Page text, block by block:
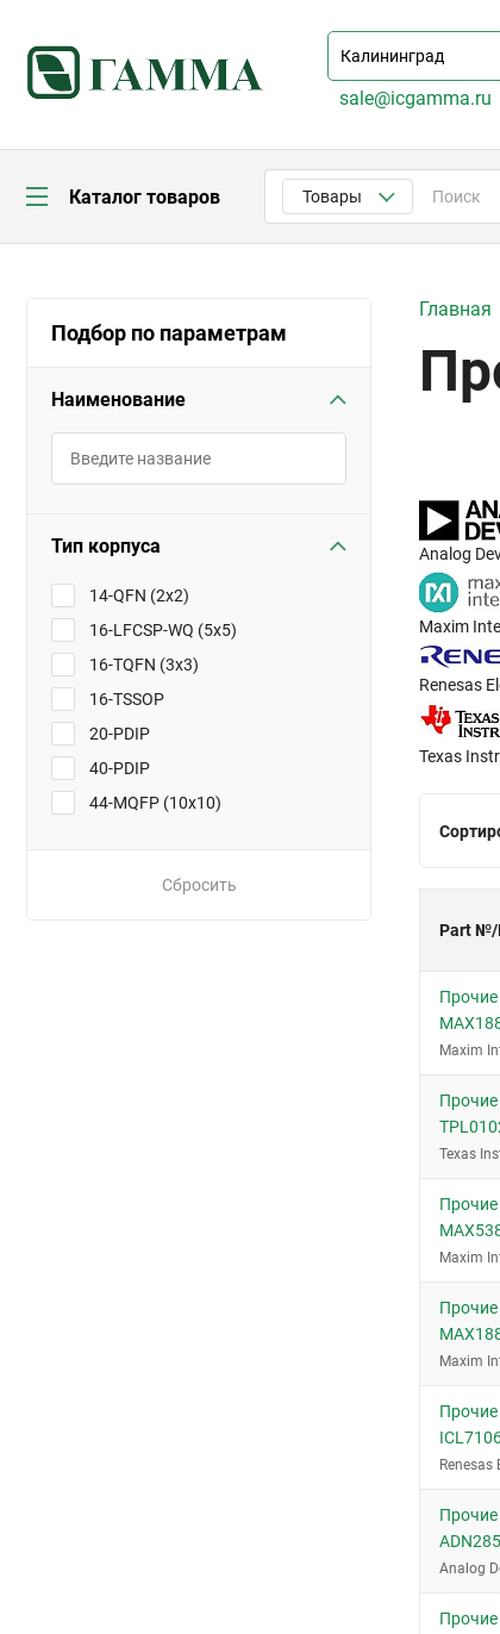
sale@icgamma.ru
Каталог товаров Товары
Подбор по параметрам
Наименование
Тип корпуса
14-QFN (2x2)
16-LFCSP-WQ (5x5)
16-TQFN (3x3)
16-TSSOP
20-PDIP
40-PDIP
44-MQFP (10x10)
Сбросить
Главная
Analog
Maxim
Renesas
Texas
Part №/
Maxim
Texas
Maxim
Maxim
Renesas
Analog